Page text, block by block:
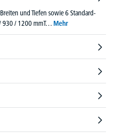
und Tiefen sowie 6 Standard-
930 / 1200 mmT… Mehr